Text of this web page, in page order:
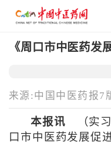
《周口市中医药发
来源:中国中医药报7
本报讯 （实
口市中医药发展促